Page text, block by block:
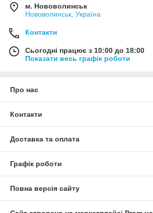
м. Нововолинськ
Нововолинськ, Україна
Контакти
Сьогодні працює з 10:00 до 18:00
Показати весь графік роботи
Про нас
Контакти
Доставка та оплата
Графік роботи
Повна версія сайту